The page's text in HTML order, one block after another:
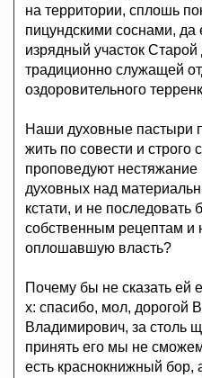
на территории, сплошь
пицундскими соснами,
изрядный участок Старой
традиционно служащей
оздоровительного
Наши духовные пастыри
жить по совести и строго
проповедуют нестяжание
духовных над
кстати, и не
собственным рецептам и
оплошавшую власть?
Почему бы не сказать ей
х: спасибо, мол,
Владимирович, за столь
принять его мы не
есть краснокнижный бор,